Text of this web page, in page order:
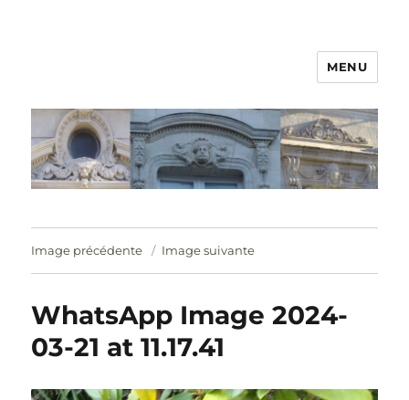
MENU
Image précédente Image suivante
WhatsApp Image 2024-
03-21 at 11.17.41